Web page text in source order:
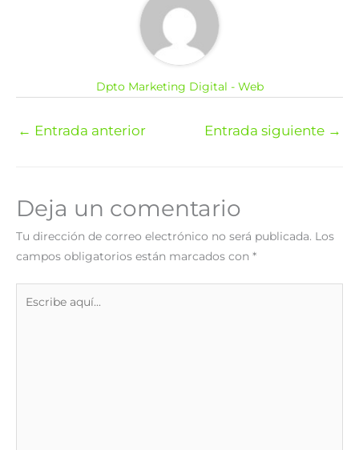
Dpto Marketing Digital - Web
← Entrada anterior Entrada siguiente →
Deja un comentario
Tu dirección de correo electrónico no será publicada. Los
campos obligatorios están marcados con *